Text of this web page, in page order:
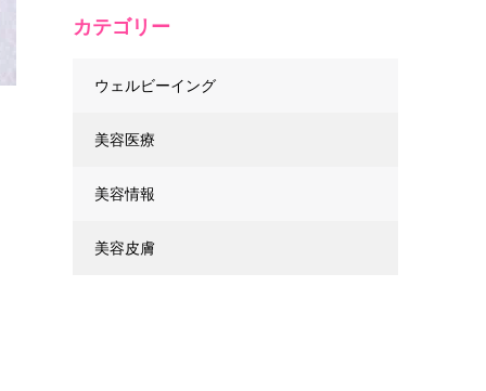
カテゴリー
ウェルビーイング
美容医療
美容情報
美容皮膚